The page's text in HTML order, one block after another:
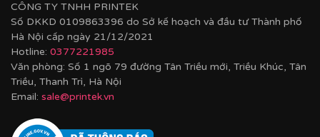
CÔNG TY TNHH PRINTEK
Số DKKD 0109863396 do Sở kế hoạch và đầu tư Thành phố
Hà Nội cấp ngày 21/12/2021
Hotline: 0377221985
Văn phòng: Số 1 ngõ 79 đường Tân Triều mới, Triều Khúc, Tân
Triều, Thanh Trì, Hà Nội
Email: sale@printek.vn